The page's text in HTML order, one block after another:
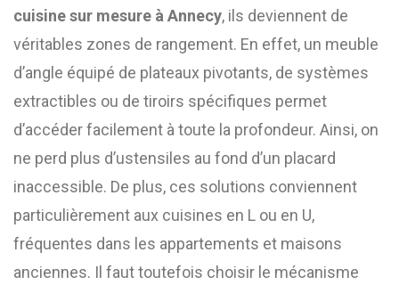
cuisine sur mesure à Annecy, ils deviennent de
véritables zones de rangement. En effet, un meuble
d’angle équipé de plateaux pivotants, de systèmes
extractibles ou de tiroirs spécifiques permet
d’accéder facilement à toute la profondeur. Ainsi, on
ne perd plus d’ustensiles au fond d’un placard
inaccessible. De plus, ces solutions conviennent
particulièrement aux cuisines en L ou en U,
fréquentes dans les appartements et maisons
anciennes. Il faut toutefois choisir le mécanisme